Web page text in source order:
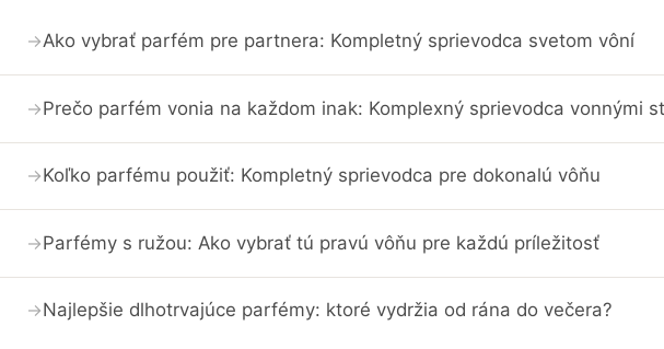
→Ako vybrať parfém pre partnera: Kompletný sprievodca svetom vôní
→Prečo parfém vonia na každom inak: Komplexný sprievodca vonnými
→Koľko parfému použiť: Kompletný sprievodca pre dokonalú vôňu
→Parfémy s ružou: Ako vybrať tú pravú vôňu pre každú príležitosť
→Najlepšie dlhotrvajúce parfémy: ktoré vydržia od rána do večera?